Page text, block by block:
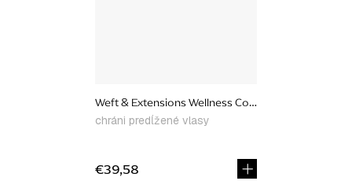
Weft & Extensions Wellness Collection, výhodný set
chráni predĺžené vlasy
€39,58